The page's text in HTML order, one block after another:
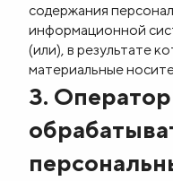
содержания
информационной
(или), в результате
материальные
3.